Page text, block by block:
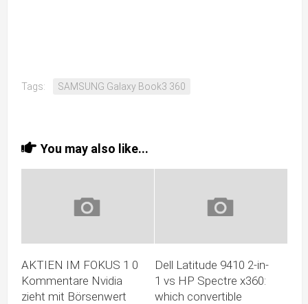
Tags: SAMSUNG Galaxy Book3 360
You may also like...
AKTIEN IM FOKUS 1 0
Kommentare Nvidia
zieht mit Börsenwert
Dell Latitude 9410 2-in-
1 vs HP Spectre x360:
which convertible